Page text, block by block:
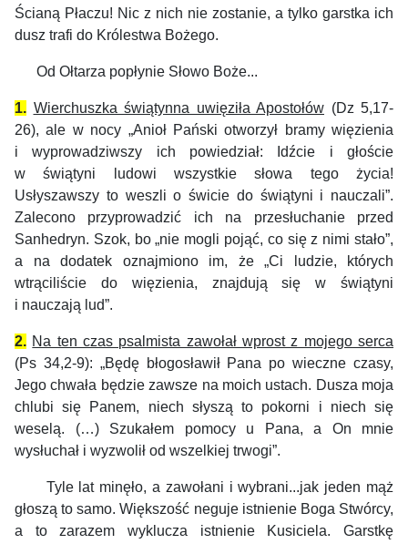
Ścianą Płaczu! Nic z nich nie zostanie, a tylko garstka ich
dusz trafi do Królestwa Bożego.
Od Ołtarza popłynie Słowo Boże...
1. Wierchuszka świątynna uwięziła Apostołów (Dz 5,17-
26), ale w nocy „Anioł Pański otworzył bramy więzienia
i wyprowadziwszy ich powiedział: Idźcie i głoście
w świątyni ludowi wszystkie słowa tego życia!
Usłyszawszy to weszli o świcie do świątyni i nauczali”.
Zalecono przyprowadzić ich na przesłuchanie przed
Sanhedryn. Szok, bo „nie mogli pojąć, co się z nimi stało”,
a na dodatek oznajmiono im, że „Ci ludzie, których
wtrąciliście do więzienia, znajdują się w świątyni
i nauczają lud”.
2. Na ten czas psalmista zawołał wprost z mojego serca
(Ps 34,2-9): „Będę błogosławił Pana po wieczne czasy,
Jego chwała będzie zawsze na moich ustach. Dusza moja
chlubi się Panem, niech słyszą to pokorni i niech się
weselą. (…) Szukałem pomocy u Pana, a On mnie
wysłuchał i wyzwolił od wszelkiej trwogi”.
Tyle lat minęło, a zawołani i wybrani...jak jeden mąż
głoszą to samo. Większość neguje istnienie Boga Stwórcy,
a to zarazem wyklucza istnienie Kusiciela. Garstkę